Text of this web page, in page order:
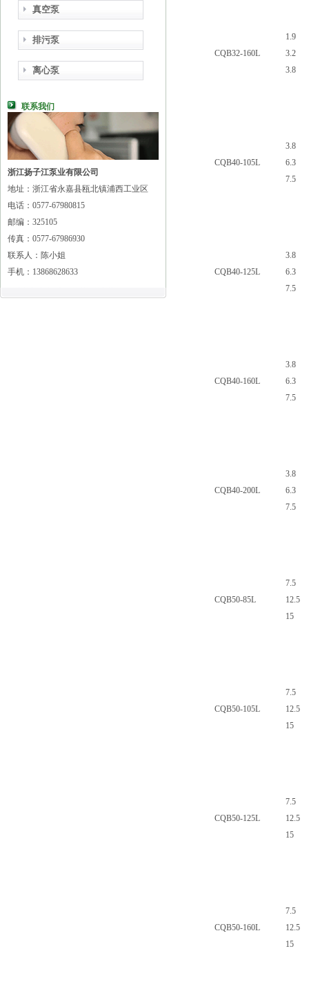
真空泵
排污泵
离心泵
联系我们
浙江扬子江泵业有限公司
地址：浙江省永嘉县瓯北镇浦西工业区
电话：0577-67980815
邮编：325105
传真：0577-67986930
联系人：陈小姐
手机：13868628633
CQB32-160L
1.9
3.2
3.8
CQB40-105L
3.8
6.3
7.5
CQB40-125L
3.8
6.3
7.5
CQB40-160L
3.8
6.3
7.5
CQB40-200L
3.8
6.3
7.5
CQB50-85L
7.5
12.5
15
CQB50-105L
7.5
12.5
15
CQB50-125L
7.5
12.5
15
CQB50-160L
7.5
12.5
15